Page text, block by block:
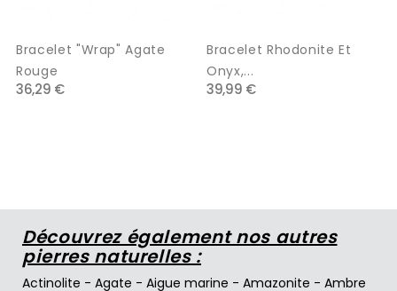
Bracelet "wrap" Agate
Rouge
36,29 €
Bracelet Rhodonite Et
Onyx,...
39,99 €
Découvrez également nos autres
pierres naturelles :
Actinolite - Agate - Aigue marine - Amazonite - Ambre